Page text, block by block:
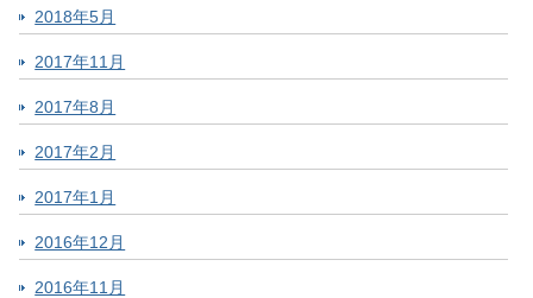
2018年5月
2017年11月
2017年8月
2017年2月
2017年1月
2016年12月
2016年11月